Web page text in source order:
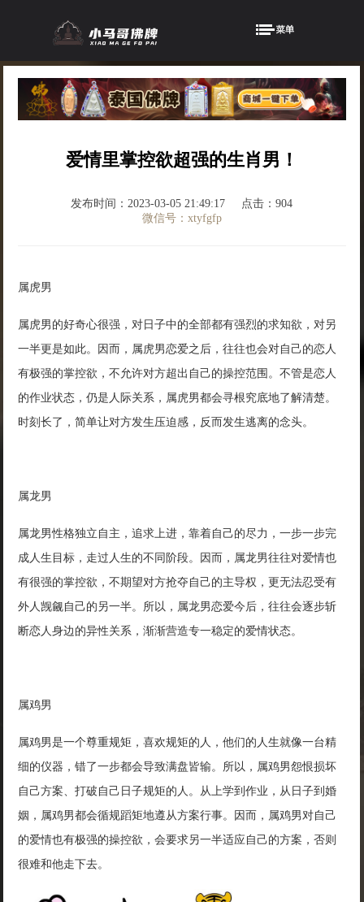
爱情里掌控欲超强的生肖男！
发布时间：2023-03-05 21:49:17
点击：904
微信号：xtyfgfp
属虎男
属虎男的好奇心很强，对日子中的全部都有强烈的求知欲，对另
一半更是如此。因而，属虎男恋爱之后，往往也会对自己的恋人
有极强的掌控欲，不允许对方超出自己的操控范围。不管是恋人
的作业状态，仍是人际关系，属虎男都会寻根究底地了解清楚。
时刻长了，简单让对方发生压迫感，反而发生逃离的念头。
属龙男
属龙男性格独立自主，追求上进，靠着自己的尽力，一步一步完
成人生目标，走过人生的不同阶段。因而，属龙男往往对爱情也
有很强的掌控欲，不期望对方抢夺自己的主导权，更无法忍受有
外人觊觎自己的另一半。所以，属龙男恋爱今后，往往会逐步斩
断恋人身边的异性关系，渐渐营造专一稳定的爱情状态。
属鸡男
属鸡男是一个尊重规矩，喜欢规矩的人，他们的人生就像一台精
细的仪器，错了一步都会导致满盘皆输。所以，属鸡男怨恨损坏
自己方案、打破自己日子规矩的人。从上学到作业，从日子到婚
姻，属鸡男都会循规蹈矩地遵从方案行事。因而，属鸡男对自己
的爱情也有极强的操控欲，会要求另一半适应自己的方案，否则
很难和他走下去。